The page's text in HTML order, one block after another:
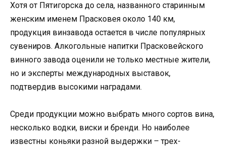
Хотя от Пятигорска до села, названного старинным
женским именем Прасковея около 140 км,
продукция винзавода остается в числе популярных
сувениров. Алкогольные напитки Прасковейского
винного завода оценили не только местные жители,
но и эксперты международных выставок,
подтвердив высокими наградами.
Среди продукции можно выбрать много сортов вина,
несколько водки, виски и бренди. Но наиболее
известны коньяки разной выдержки – трех-